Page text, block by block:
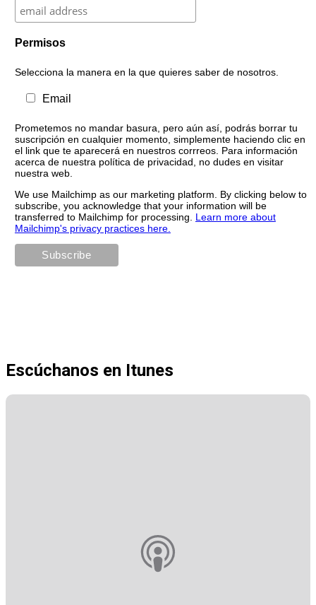
Permisos
Selecciona la manera en la que quieres saber de nosotros.
Email
Prometemos no mandar basura, pero aún así, podrás borrar tu
suscripción en cualquier momento, simplemente haciendo clic en
el link que te aparecerá en nuestros corrreos. Para información
acerca de nuestra política de privacidad, no dudes en visitar
nuestra web.
We use Mailchimp as our marketing platform. By clicking below to
subscribe, you acknowledge that your information will be
transferred to Mailchimp for processing. Learn more about
Mailchimp's privacy practices here.
Escúchanos en Itunes